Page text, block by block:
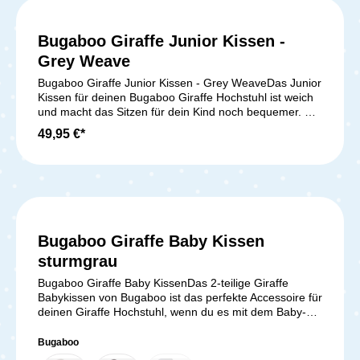
Dein Kind an.Bitte beachte: Der Stokke Haltegurt 2 ist
nur mit dem Tripp Trapp Baby Set 2 kompatibel, das
seit April 2024 verkauft wird.Lieferumfang:1x Stokke
Haltegurt 2 für Tripp Trapp
Bugaboo Giraffe Junior Kissen -
Grey Weave
Bugaboo Giraffe Junior Kissen - Grey WeaveDas Junior
Kissen für deinen Bugaboo Giraffe Hochstuhl ist weich
und macht das Sitzen für dein Kind noch bequemer. Du
kannst es als zusätzliche Erweiterung für deinen
Hochstuhl nehmen, damit es dein Kind jederzeit
feuchten Tuch abwischen oder bei 30°C in der
Lieferumfang: 1x Bugaboo Giraffe Junior Kissen - Grey
Weave
49,95 €*
Bugaboo Giraffe Baby Kissen
sturmgrau
Bugaboo Giraffe Baby KissenDas 2-teilige Giraffe
Babykissen von Bugaboo ist das perfekte Accessoire für
deinen Giraffe Hochstuhl, wenn du es mit dem Baby-
dein Kind noch bequemer im Giraffe Hochstuhl.
Außerdem bietet das Kissen-Set deinem Kind
Bugaboo